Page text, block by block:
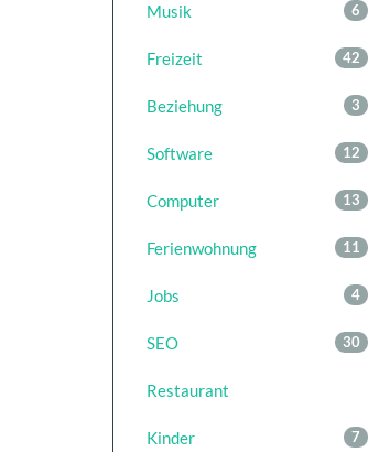
6
Musik
42
Freizeit
3
Beziehung
12
Software
13
Computer
11
Ferienwohnung
4
Jobs
30
SEO
Restaurant
7
Kinder